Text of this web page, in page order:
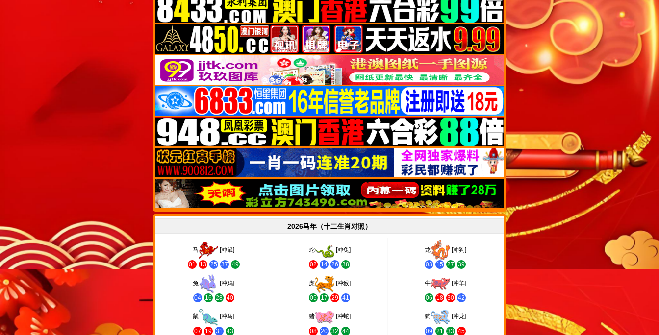
2026马年（十二生肖对照）
马 [冲鼠]
01 13 25 37 49
蛇 [冲兔]
02 14 26 38
龙 [冲狗]
03 15 27 39
兔 [冲鸡]
04 16 28 40
虎 [冲猴]
05 17 29 41
牛 [冲羊]
06 18 30 42
鼠 [冲马]
07 19 31 43
猪 [冲蛇]
08 20 32 44
狗 [冲龙]
09 21 33 45